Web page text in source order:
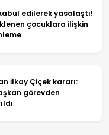
edilerek yasalaştı!
çocuklara ilişkin
İlkay Çiçek kararı:
görevden